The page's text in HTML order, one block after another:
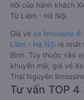
hồi của hành khách
Từ Liêm - Hà Nội.
Giá vé xe limousine
Liêm - Hà Nội rẻ nhất
Bình. Tùy thuộc vào
khuyến mãi, giá vé
Thái Nguyên
Tư vấn TOP